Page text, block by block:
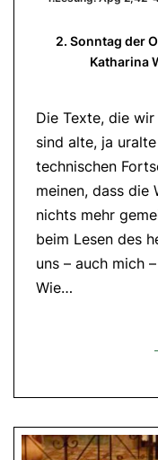
2. Sonntag der
Katharina
Die Texte, die
sind alte, ja
technischen
meinen, dass die
nichts mehr
beim Lesen des
uns – auch mich
Wie…